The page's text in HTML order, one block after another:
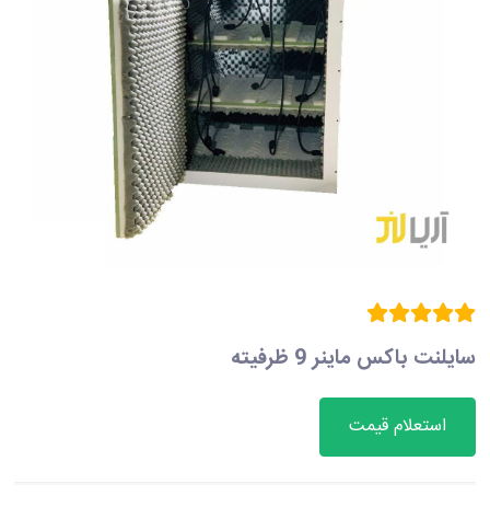
سایلنت باکس ماینر 9 ظرفیته
استعلام قیمت